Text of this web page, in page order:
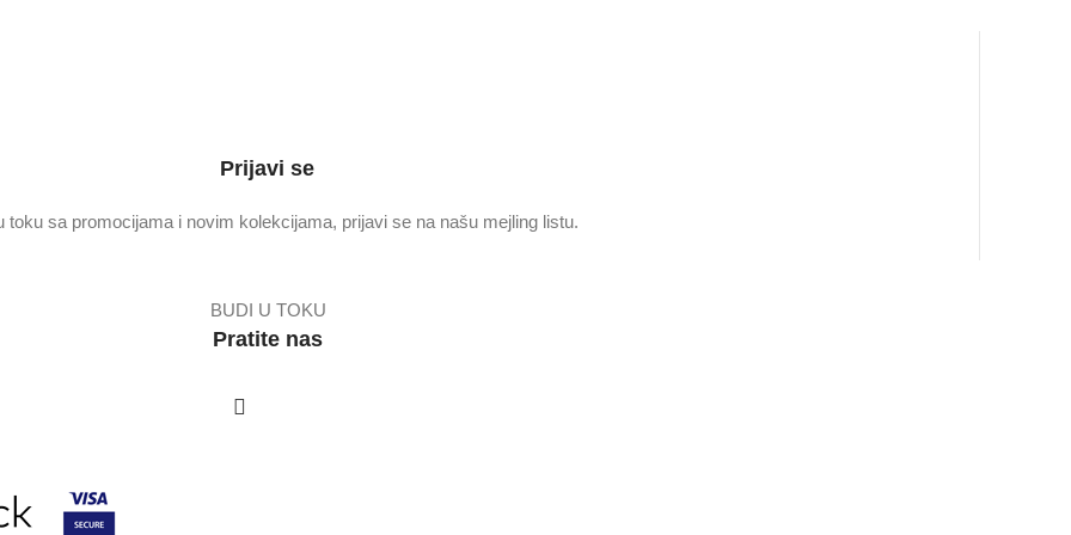
Prijavi se
toku sa promocijama i novim kolekcijama, prijavi se na našu mejling listu.
BUDI U TOKU
Pratite nas